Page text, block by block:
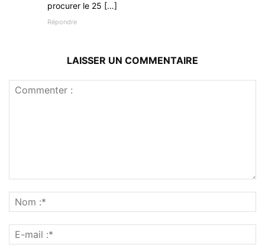
procurer le 25 […]
Répondre
LAISSER UN COMMENTAIRE